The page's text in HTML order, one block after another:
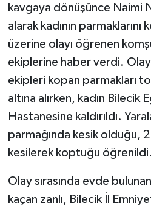
kavgaya dönüşünce Naimi
alarak kadının parmaklarını
üzerine olayı öğrenen
ekiplerine haber verdi.
ekipleri kopan parmakları
altına alırken, kadın Bilecik
Hastanesine kaldırıldı.
parmağında kesik olduğu, 2
kesilerek koptuğu öğrenildi.
Olay sırasında evde
kaçan zanlı, Bilecik İl